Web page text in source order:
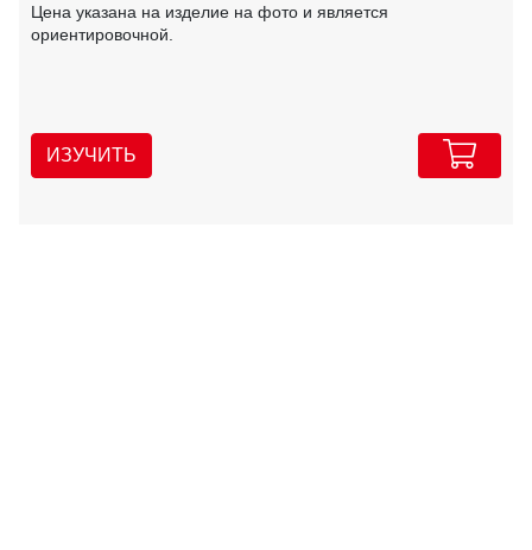
Цена указана на изделие на фото и является
ориентировочной.
ИЗУЧИТЬ